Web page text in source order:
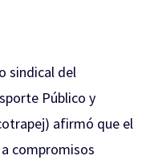
sindical del
Público y
afirmó que el
compromisos